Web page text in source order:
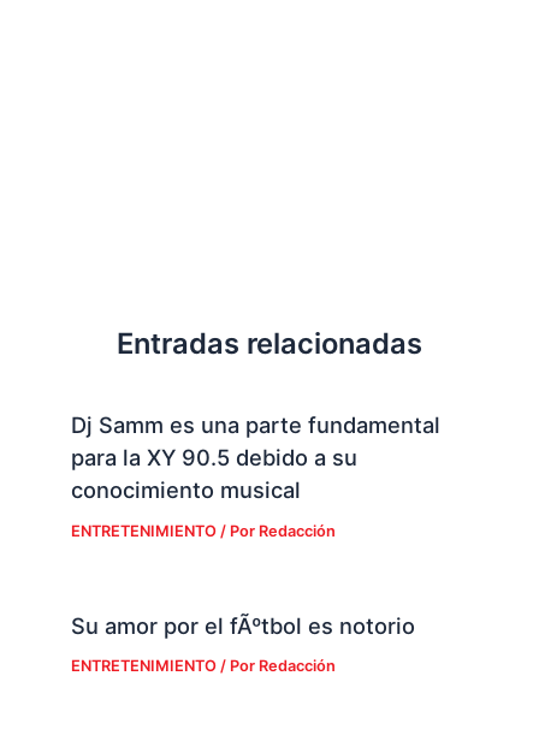
Entradas relacionadas
Dj Samm es una parte fundamental
para la XY 90.5 debido a su
conocimiento musical
ENTRETENIMIENTO/ Por Redacción
Su amor por el fÃºtbol es notorio
ENTRETENIMIENTO/ Por Redacción